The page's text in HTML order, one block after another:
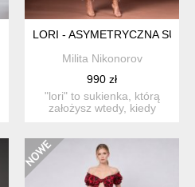
LORI - ASYMETRYCZNA
Milita Nikonorov
990 zł
"lori" to sukienka, którą
założysz wtedy, kiedy